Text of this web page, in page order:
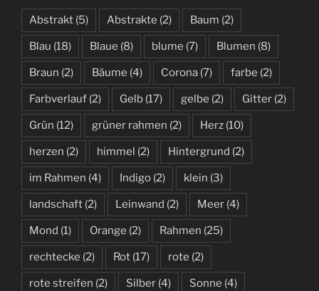
Abstrakt (5) Abstrakte (2) Baum (2)
Blau (18) Blaue (8) blume (7) Blumen (8)
Braun (2) Bäume (4) Corona (7) farbe (2)
Farbverlauf (2) Gelb (17) gelbe (2) Gitter (2)
Grün (12) grüner rahmen (2) Herz (10)
herzen (2) himmel (2) Hintergrund (2)
im Rahmen (4) Indigo (2) klein (3)
landschaft (2) Leinwand (2) Meer (4)
Mond (1) Orange (2) Rahmen (25)
rechtecke (2) Rot (17) rote (2)
rote streifen (2) Silber (4) Sonne (4)